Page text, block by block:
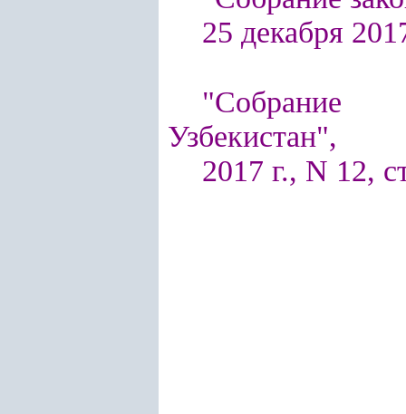
25 декабря
"Собрание
Узбекистан",
2017 г., N 12,